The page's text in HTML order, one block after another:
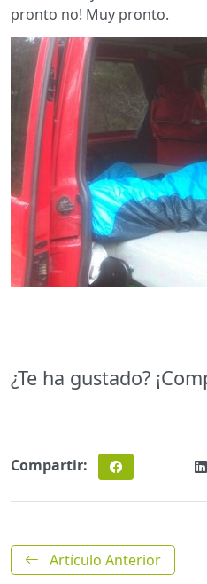
pronto no! Muy pronto.
¿Te ha gustado?
Compartir:
Artículo Anterior